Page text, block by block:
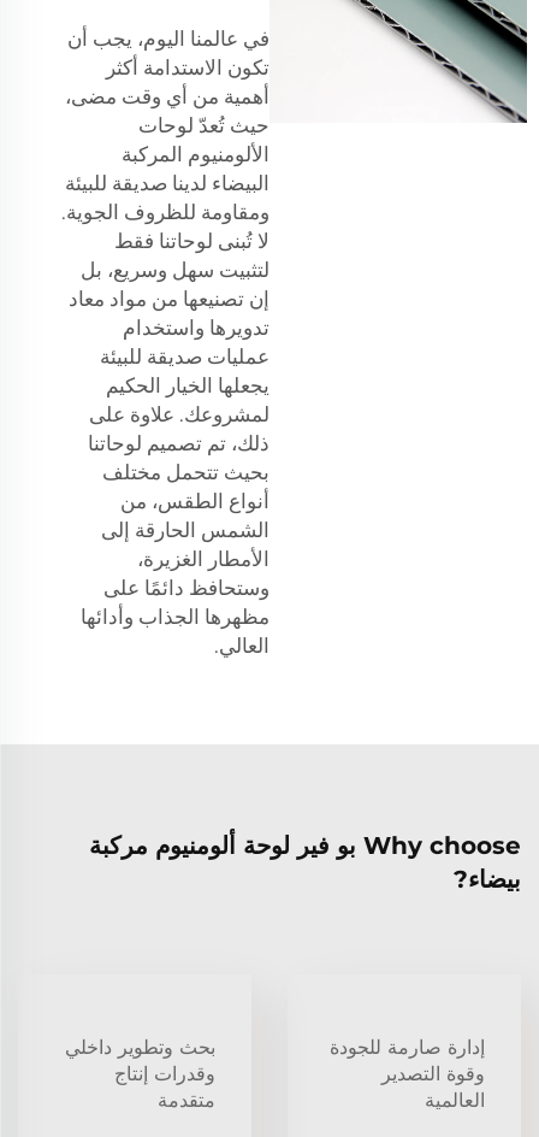
في عالمنا اليوم، يجب أن
تكون الاستدامة أكثر
أهمية من أي وقت مضى،
حيث تُعدّ لوحات
الألومنيوم المركبة
البيضاء لدينا صديقة للبيئة
ومقاومة للظروف الجوية.
لا تُبنى لوحاتنا فقط
لتثبيت سهل وسريع، بل
إن تصنيعها من مواد معاد
تدويرها واستخدام
عمليات صديقة للبيئة
يجعلها الخيار الحكيم
لمشروعك. علاوة على
ذلك، تم تصميم لوحاتنا
بحيث تتحمل مختلف
أنواع الطقس، من
الشمس الحارقة إلى
الأمطار الغزيرة،
وستحافظ دائمًا على
مظهرها الجذاب وأدائها
العالي.
Why choose بو فير لوحة ألومنيوم مركبة
بيضاء?
إدارة صارمة للجودة
وقوة التصدير
العالمية
بحث وتطوير داخلي
وقدرات إنتاج
متقدمة